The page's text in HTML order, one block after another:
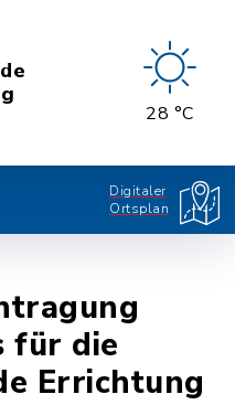
28 °C
Digitaler
Ortsplan
für die
Errichtung